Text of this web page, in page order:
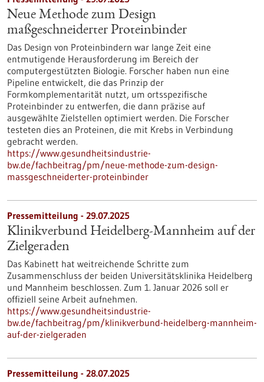
Neue Methode zum Design
maßgeschneiderter Proteinbinder
Das Design von Proteinbindern war lange Zeit eine
entmutigende Herausforderung im Bereich der
computergestützten Biologie. Forscher haben nun eine
Pipeline entwickelt, die das Prinzip der
Formkomplementarität nutzt, um ortsspezifische
Proteinbinder zu entwerfen, die dann präzise auf
ausgewählte Zielstellen optimiert werden. Die Forscher
testeten dies an Proteinen, die mit Krebs in Verbindung
gebracht werden.
https://www.gesundheitsindustrie-
bw.de/fachbeitrag/pm/neue-methode-zum-design-
massgeschneiderter-proteinbinder
Pressemitteilung - 29.07.2025
Klinikverbund Heidelberg-Mannheim auf der
Zielgeraden
Das Kabinett hat weitreichende Schritte zum
Zusammenschluss der beiden Universitätsklinika Heidelberg
und Mannheim beschlossen. Zum 1. Januar 2026 soll er
offiziell seine Arbeit aufnehmen.
https://www.gesundheitsindustrie-
bw.de/fachbeitrag/pm/klinikverbund-heidelberg-mannheim-
auf-der-zielgeraden
Pressemitteilung - 28.07.2025